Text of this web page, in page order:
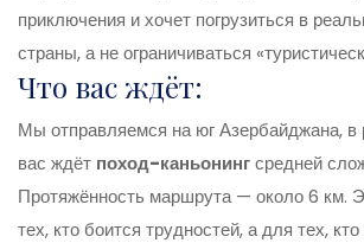
приключения и хочет погрузиться в
страны, а не ограничиваться
Что вас ждёт:
Мы отправляемся на юг Азербайджана, в
вас ждёт поход-каньонингсредней
Протяжённость маршрута — около 6 км.
тех, кто боится трудностей, а для тех, кто